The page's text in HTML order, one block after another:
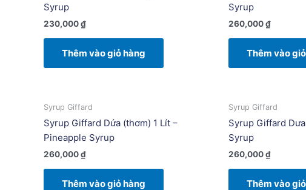
Syrup
230,000₫
Thêm vào giỏ hàng
Syrup
260,000₫
Thêm vào
Syrup Giffard
Syrup Giffard Dứa (thơm) 1 Lít –
Pineapple Syrup
260,000₫
Thêm vào giỏ hàng
Syrup Giffard
Syrup Giffard
Syrup
260,000₫
Thêm vào